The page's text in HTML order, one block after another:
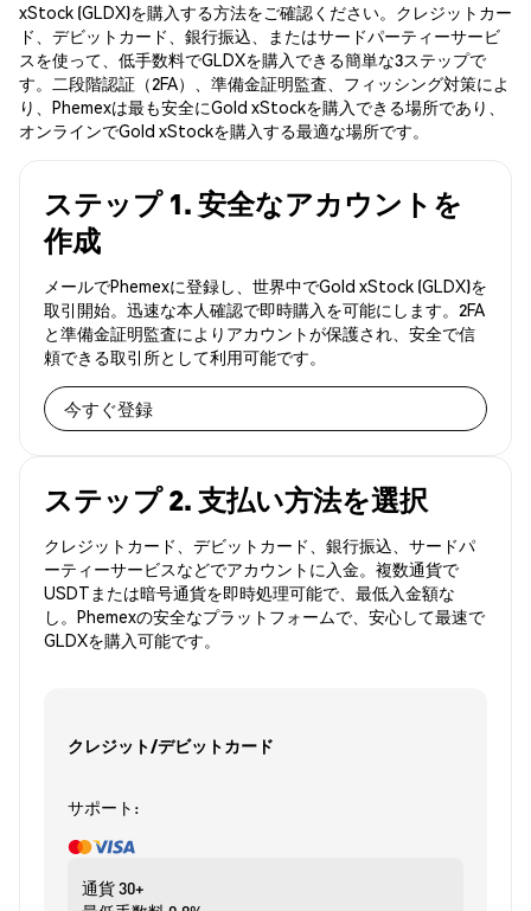
xStock (GLDX)を購入する方法をご確認ください。クレジットカー
ド、デビットカード、銀行振込、またはサードパーティーサービ
スを使って、低手数料でGLDXを購入できる簡単な3ステップで
す。二段階認証（2FA）、準備金証明監査、フィッシング対策によ
り、Phemexは最も安全にGold xStockを購入できる場所であり、
オンラインでGold xStockを購入する最適な場所です。
ステップ 1. 安全なアカウントを
作成
メールでPhemexに登録し、世界中でGold xStock (GLDX)を
取引開始。迅速な本人確認で即時購入を可能にします。2FA
と準備金証明監査によりアカウントが保護され、安全で信
頼できる取引所として利用可能です。
今すぐ登録
ステップ 2. 支払い方法を選択
クレジットカード、デビットカード、銀行振込、サードパ
ーティーサービスなどでアカウントに入金。複数通貨で
USDTまたは暗号通貨を即時処理可能で、最低入金額な
し。Phemexの安全なプラットフォームで、安心して最速で
GLDXを購入可能です。
クレジット/デビットカード
サポート:
通貨30+